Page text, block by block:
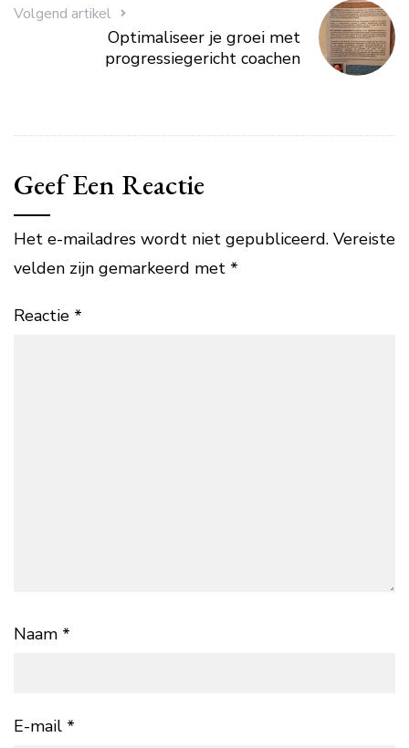
Volgend artikel
Optimaliseer je groei met
progressiegericht coachen
Geef Een Reactie
Het e-mailadres wordt niet gepubliceerd. Vereiste
velden zijn gemarkeerd met *
Reactie *
Naam *
E-mail *